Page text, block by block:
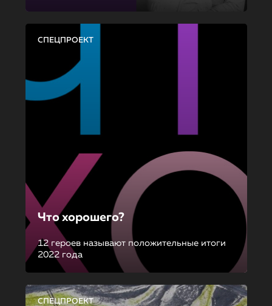
СПЕЦПРОЕКТ
Что хорошего?
12 героев называют положительные итоги
2022 года
СПЕЦПРОЕКТ